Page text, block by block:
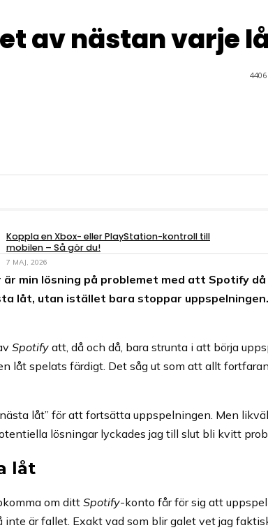
av nästan varje
4406
Koppla en Xbox- eller PlayStation-kontroll till
mobilen – Så gör du!
7 MAJ, 2026
är min lösning på problemet med att Spotify
låt, utan istället bara stoppar
Spotify att, då och då, bara strunta i att börja
låt spelats färdigt. Det såg ut som att allt
låt” för att fortsätta uppspelningen. Men
lösningar lyckades jag till slut bli kvitt
låt
om ditt Spotify-konto får för sig att
är fallet. Exakt vad som blir galet vet jag